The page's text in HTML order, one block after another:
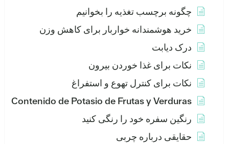
چگونه برچسب تغذیه را بخوانیم
خرید هوشمندانه خواربار برای کاهش وزن
درک دیابت
نکات برای غذا خوردن بیرون
نکات برای کنترل تهوع و استفراغ
Contenido de Potasio de Frutas y Verduras
رنگین سفره خود را رنگی کنید
حقایقی درباره چربی